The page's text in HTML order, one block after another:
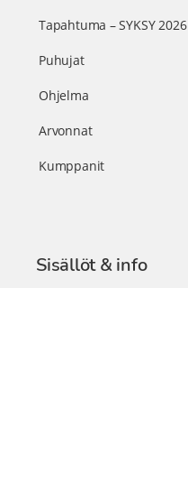
Tapahtuma – SYKSY 2026
Puhujat
Ohjelma
Arvonnat
Kumppanit
Sisällöt & info